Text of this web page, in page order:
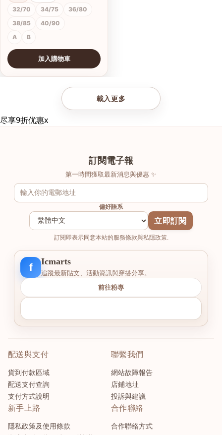
32/70
34/75
36/80
38/85
40/90
A
B
加入購物車
載入更多
尽享9折优惠x
訂閱電子報
第一時間獲取最新消息與優惠 ✨
偏好語系
立即訂閱
訂閱即表示同意本站的服務條款與私隱政策.
f
Icmarts
追蹤最新貼文、活動資訊與穿搭分享。
前往粉專
配送與支付
貨到付款區域
配送支付查詢
支付方式說明
聯繫我們
網站故障報告
店鋪地址
投訴與建議
新手上路
隱私政策及使用條款
合作聯絡
合作聯絡方式